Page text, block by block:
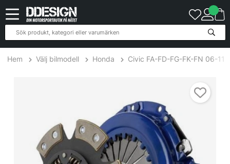
Hem Välj bilmodell Honda Civic FA-FD-FG-FK-FN 06-11